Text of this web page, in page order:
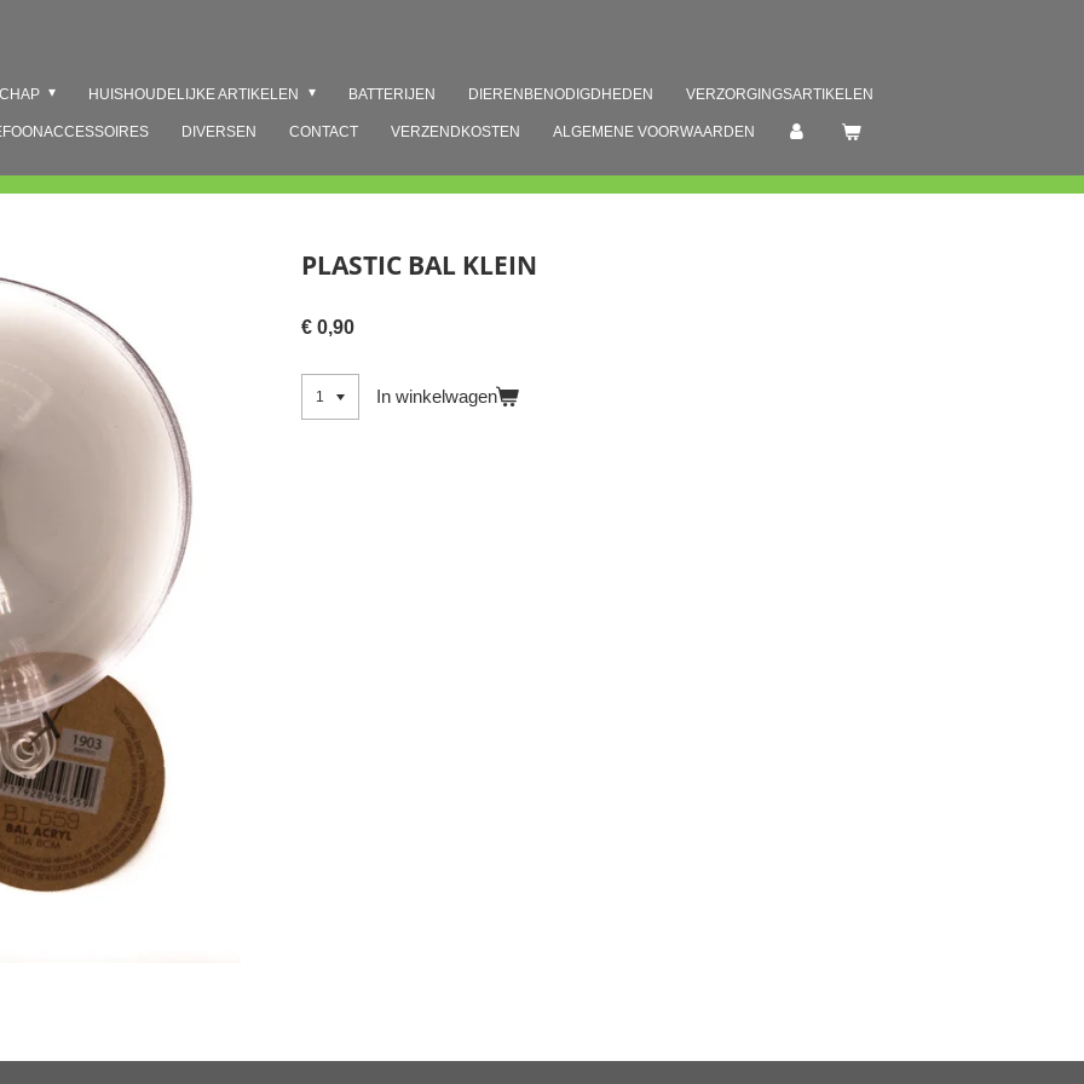
HUISHOUDELIJKE ARTIKELEN BATTERIJEN DIERENBENODIGDHEDEN VERZORGINGSARTIKELEN
DIVERSEN CONTACT VERZENDKOSTEN ALGEMENE VOORWAARDEN
PLASTIC BAL KLEIN
€ 0,90
In winkelwagen